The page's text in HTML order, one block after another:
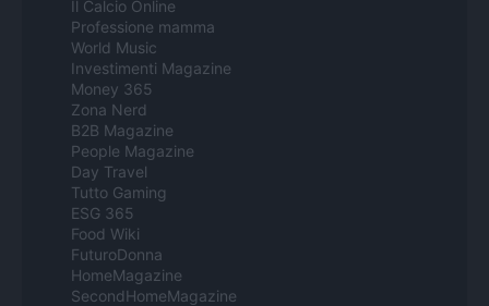
Il Calcio Online
Professione mamma
World Music
Investimenti Magazine
Money 365
Zona Nerd
B2B Magazine
People Magazine
Day Travel
Tutto Gaming
ESG 365
Food Wiki
FuturoDonna
HomeMagazine
SecondHomeMagazine